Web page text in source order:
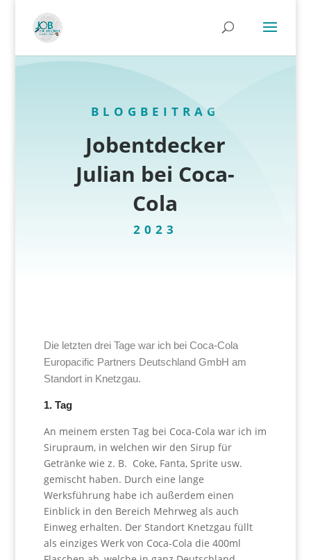
BLOGBEITRAG
Jobentdecker
Julian bei Coca-
Cola
2023
Die letztendrei Tage war ich bei Coca-Cola
Europacific Partners Deutschland GmbH am
Standort in Knetzgau.
1. Tag
An meinem ersten Tag bei Coca-Cola war ich im
Sirupraum, in welchen wir den Sirup für
Getränke wie z. B. Coke, Fanta, Sprite usw.
gemischt haben. Durch eine lange
Werksführung habe ich außerdem einen
Einblick in den Bereich Mehrweg als auch
Einweg erhalten. Der Standort Knetzgau füllt
als einziges Werk von Coca-Cola die 400ml